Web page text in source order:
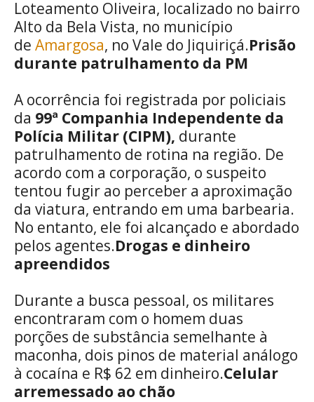
Loteamento Oliveira, localizado no bairro
Alto da Bela Vista, no município
de Amargosa, no Vale do Jiquiriçá.Prisão
durante patrulhamento da PM
A ocorrência foi registrada por policiais
da 99ª Companhia Independente da
Polícia Militar (CIPM), durante
patrulhamento de rotina na região. De
acordo com a corporação, o suspeito
tentou fugir ao perceber a aproximação
da viatura, entrando em uma barbearia.
No entanto, ele foi alcançado e abordado
pelos agentes.Drogas e dinheiro
apreendidos
Durante a busca pessoal, os militares
encontraram com o homem duas
porções de substância semelhante à
maconha, dois pinos de material análogo
à cocaína e R$ 62 em dinheiro.Celular
arremessado ao chão